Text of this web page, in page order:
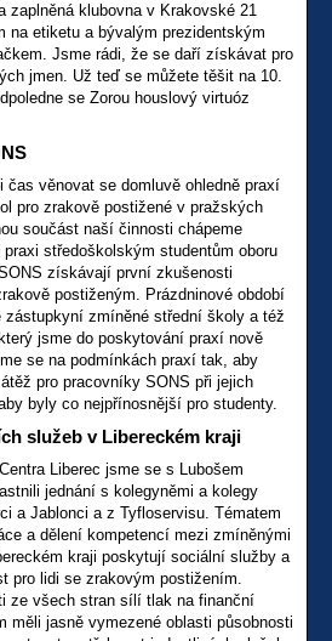
zaplněná klubovna v Krakovské 21
na etiketu a bývalým prezidentským
Jsme rádi, že se daří získávat pro
jmen. Už teď se můžete těšit na 10.
se Zorou houslový virtuóz
věnovat se domluvě ohledně praxí
pro zrakově postižené v pražských
součást naší činnosti chápeme
středoškolským studentům oboru
získávají první zkušenosti
postiženým. Prázdninové období
zmíněné střední školy a též
jsme do poskytování praxí nově
se na podmínkách praxí tak, aby
pro pracovníky SONS při jejich
byly co nejpřínosnější pro studenty.
služeb v Libereckém kraji
Liberec jsme se s Lubošem
jednání s kolegyněmi a kolegy
a Jablonci a z Tyfloservisu. Tématem
a dělení kompetencí mezi zmíněnými
kraji poskytují sociální služby a
pro lidi se zrakovým postižením.
ze všech stran sílí tlak na finanční
měli jasně vymezené oblasti působnosti